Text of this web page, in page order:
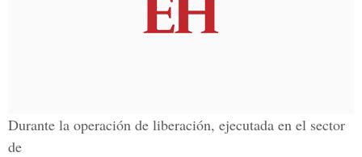
Durante la operación de liberación, ejecutada en el sector
de